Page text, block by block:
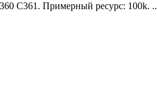
C361. Примерный ресурс: 100k. ..